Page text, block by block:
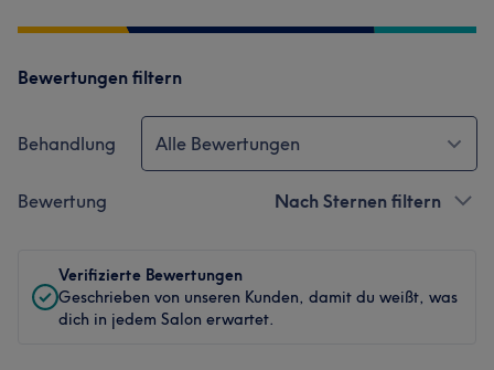
Bewertungen filtern
Behandlung Alle Bewertungen
Bewertung Nach Sternen filtern
Verifizierte Bewertungen
Geschrieben von unseren Kunden, damit du weißt, was
dich in jedem Salon erwartet.